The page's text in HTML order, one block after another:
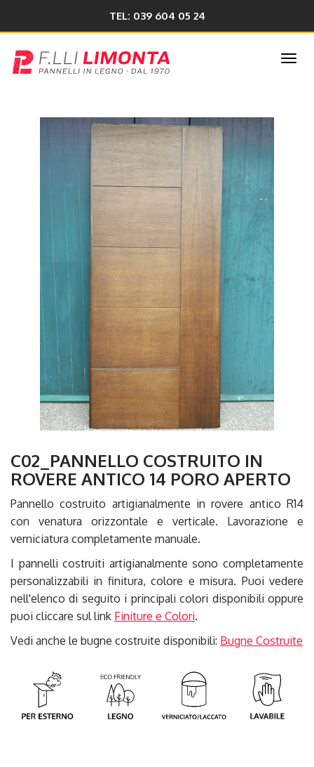
TEL: 039 604 05 24
C02_PANNELLO COSTRUITO IN
ROVERE ANTICO 14 PORO APERTO
Pannello costruito artigianalmente in rovere antico R14
con venatura orizzontale e verticale. Lavorazione e
verniciatura completamente manuale.
I pannelli costruiti artigianalmente sono completamente
personalizzabili in finitura, colore e misura. Puoi vedere
nell'elenco di seguito i principali colori disponibili oppure
puoi cliccare sul link Finiture e Colori.
Vedi anche le bugne costruite disponibili: Bugne Costruite